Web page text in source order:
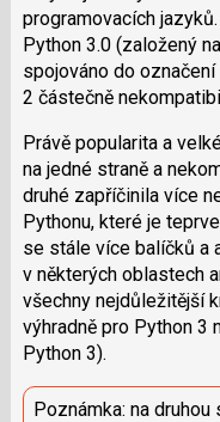
programovacích
Python 3.0 (založený
spojováno do
2 částečně
Právě popularita a
na jedné straně a
druhé zapříčinila více
Pythonu, které je
se stále více balíčků a
v některých oblastech
všechny nejdůležitější
výhradně pro Python 3
Python 3).
Poznámka: na